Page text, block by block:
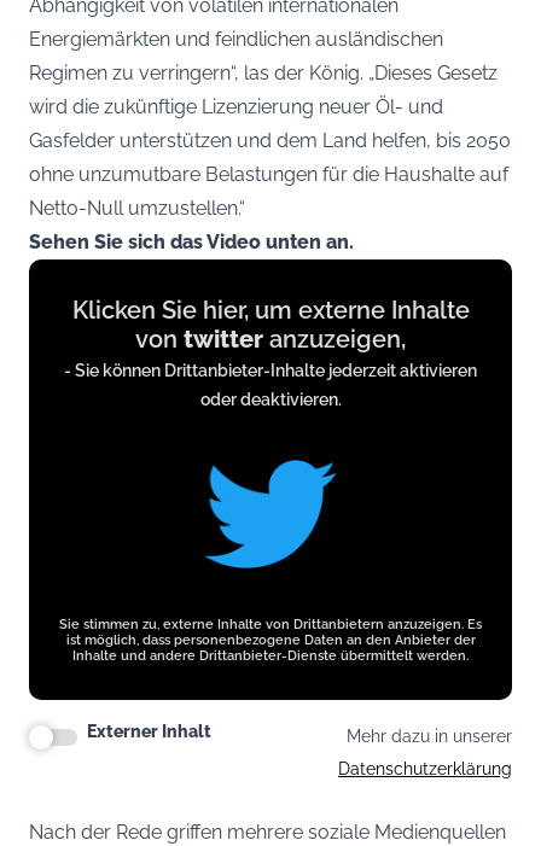
Abhängigkeit von volatilen internationalen
Energiemärkten und feindlichen ausländischen
Regimen zu verringern“, las der König. „Dieses Gesetz
wird die zukünftige Lizenzierung neuer Öl- und
Gasfelder unterstützen und dem Land helfen, bis 2050
ohne unzumutbare Belastungen für die Haushalte auf
Netto-Null umzustellen.“
Sehen Sie sich das Video unten an.
Display
content
twitter.com
Klicken Sie hier, um externe Inhalte
von twitter anzuzeigen,
- Sie können Drittanbieter-Inhalte jederzeit aktivieren
oder deaktivieren.
Sie stimmen zu, externe Inhalte von Drittanbietern anzuzeigen. Es
ist möglich, dass personenbezogene Daten an den Anbieter der
Inhalte und andere Drittanbieter-Dienste übermittelt werden.
Externer Inhalt
Mehr dazu in unserer
Datenschutzerklärung
Nach der Rede griffen mehrere soziale Medienquellen